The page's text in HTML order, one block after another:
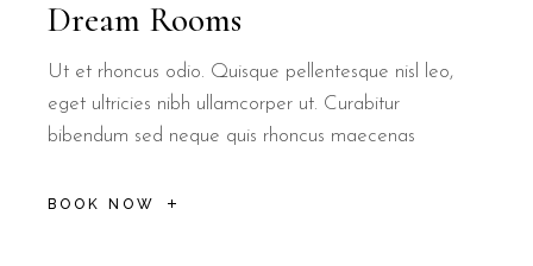
Dream Rooms
Ut et rhoncus odio. Quisque pellentesque nisl leo,
eget ultricies nibh ullamcorper ut. Curabitur
bibendum sed neque quis rhoncus maecenas
BOOK NOW